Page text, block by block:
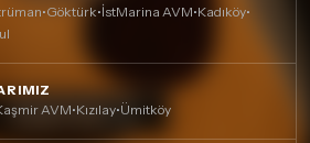
•Göktürk•İstMarina AVM•Kadıköy•
AVM•Kızılay•Ümitköy